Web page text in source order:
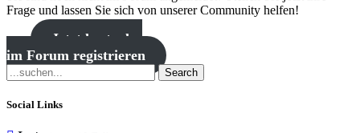
Frage und lassen Sie sich von unserer Community helfen!
Jetzt kostenlos
im Forum registrieren
Search
Social Links